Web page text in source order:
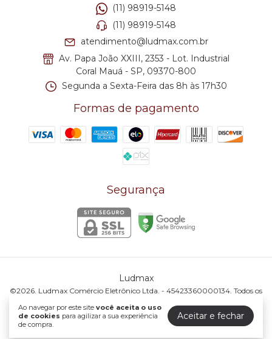
Ao navegar por este site você aceita o uso
de cookies para agilizar a sua experiência
de compra.
Aceitar e fechar
(11) 98919-5148
(11) 98919-5148
atendimento@ludmax.com.br
Av. Papa João XXIII, 2353 - Lot. Industrial
Coral Mauá - SP, 09370-800
Segunda a Sexta-Feira das 8h às 17h30
Formas de pagamento
Segurança
Ludmax
©2026. Ludmax Comércio Eletrônico Ltda. - 45423360000134. Todos os